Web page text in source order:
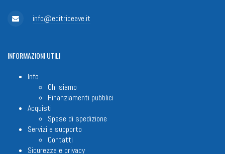
info@editriceave.it
INFORMAZIONIUTILI
Info
Chi siamo
Finanziamenti pubblici
Acquisti
Spese di spedizione
Servizi e supporto
Contatti
Sicurezza e privacy